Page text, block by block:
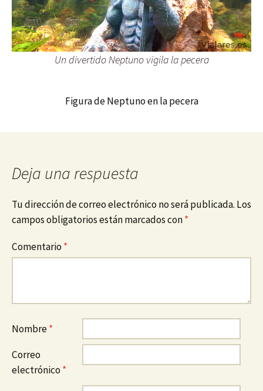
Un divertido Neptuno vigila la pecera
Figura de Neptuno en la pecera
Deja una respuesta
Tu dirección de correo electrónico no será publicada. Los
campos obligatorios están marcados con*
Comentario*
Nombre*
Correo
electrónico*